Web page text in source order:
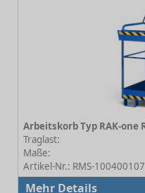
Traglast:
Maße:
Artikel-Nr.: RMS-100400107
Mehr Details